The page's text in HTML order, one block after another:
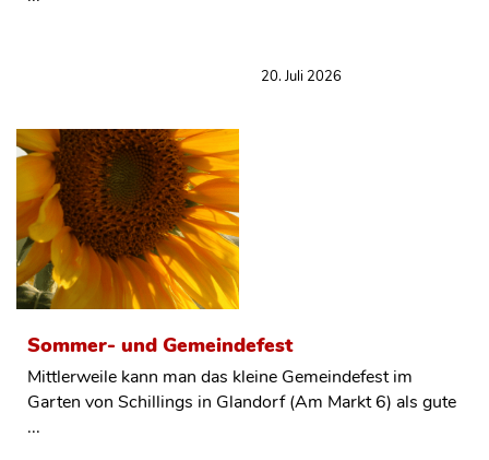
20. Juli 2026
Sommer- und Gemeindefest
Mittlerweile kann man das kleine Gemeindefest im
Garten von Schillings in Glandorf (Am Markt 6) als gute
...